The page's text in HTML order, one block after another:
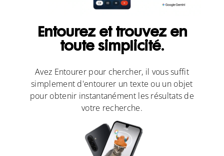
Entourez et trouvez en
toute simplicité.
Avez Entourer pour chercher, il vous suffit
simplement d'entourer un texte ou un objet
pour obtenir instantanément les résultats de
votre recherche.